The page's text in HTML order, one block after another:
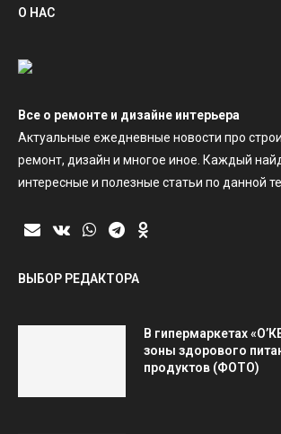
О НАС
Все о ремонте и дизайне интерьера
Актуальные ежедневные новости про
ремонт, дизайн и многое иное. Каждый
интересные и полезные статьи по данной
ВЫБОР РЕДАКТОРА
В гипермаркетах
зоны здорового
продуктов (ФОТО)